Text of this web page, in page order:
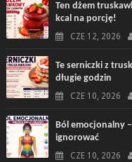
Ten dżem
kcal na porcję!
CZE 12, 2026
Te serniczki z
długie godzin
CZE 10, 2026
Ból emocjonalny
ignorować
CZE 10, 2026